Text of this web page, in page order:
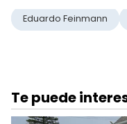
Eduardo Feinmann